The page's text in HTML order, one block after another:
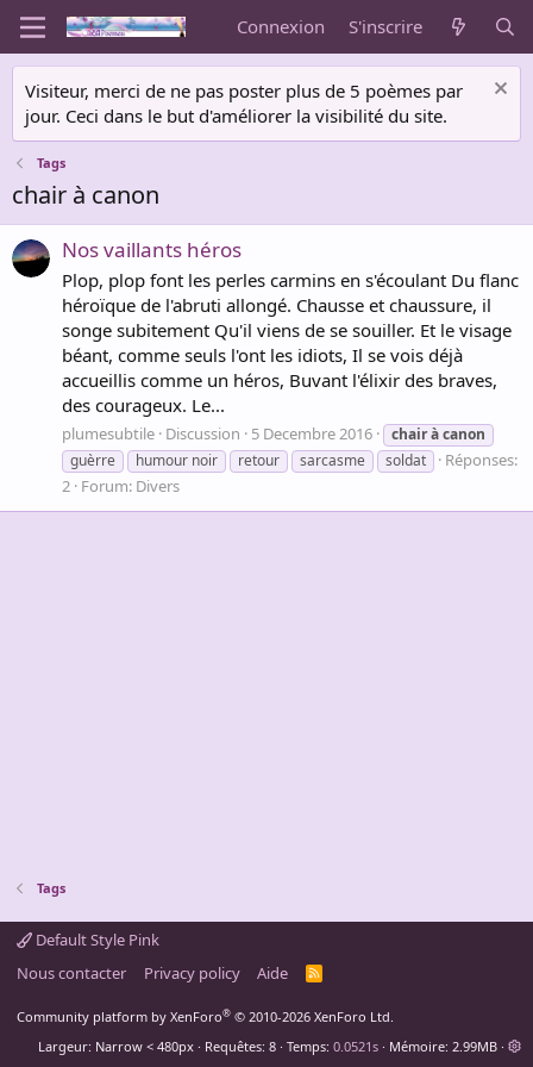
Connexion S'inscrire
Visiteur, merci de ne pas poster plus de 5 poèmes par
jour. Ceci dans le but d'améliorer la visibilité du site.
Tags
chair à canon
Nos vaillants héros
Plop, plop font les perles carmins en s'écoulant Du flanc
héroïque de l'abruti allongé. Chausse et chaussure, il
songe subitement Qu'il viens de se souiller. Et le visage
béant, comme seuls l'ont les idiots, Il se vois déjà
accueillis comme un héros, Buvant l'élixir des braves,
des courageux. Le...
plumesubtile Discussion 5 Decembre 2016 chairàcanon
guèrre
humour noir retour sarcasme soldat
Réponses:
2 Forum: Divers
Tags
Default Style Pink
Nous contacter
Privacy policy Aide
R
Community platform by XenForo® © 2010-2026 XenForo Ltd.
Largeur
Requêtes 8 Temps 0.0521s Mémoire 2.99MB